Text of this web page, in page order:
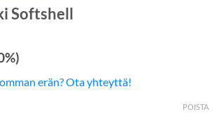
Softshell
erän? Ota yhteyttä!
POISTA